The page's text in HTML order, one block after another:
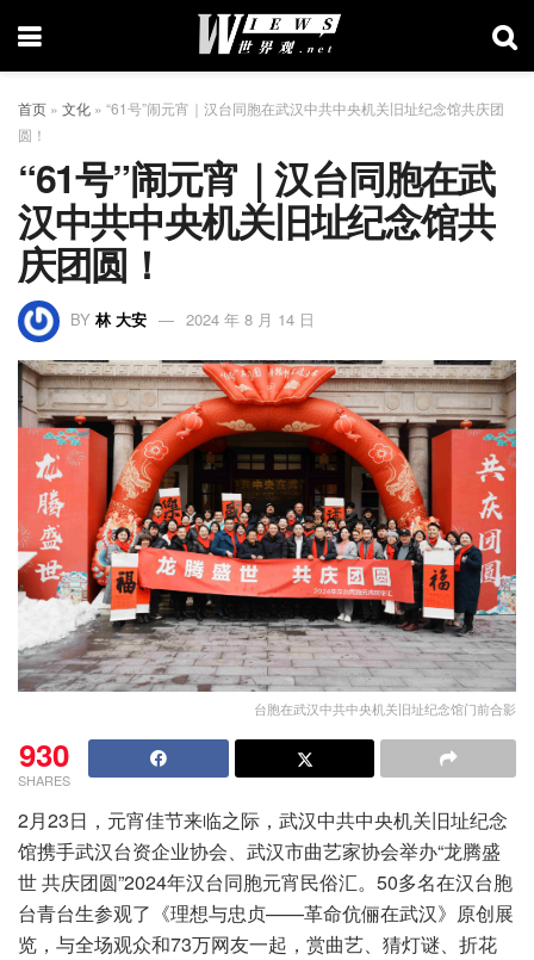
首页 » 文化 » “61号”闹元宵｜汉台同胞在武汉中共中央机关旧址纪念馆共庆团
圆！
“61号”闹元宵｜汉台同胞在武
汉中共中央机关旧址纪念馆共
庆团圆！
BY 林 大安 2024 年 8 月 14 日
台胞在武汉中共中央机关旧址纪念馆门前合影
930
SHARES
2月23日，元宵佳节来临之际，武汉中共中央机关旧址纪念
馆携手武汉台资企业协会、武汉市曲艺家协会举办“龙腾盛
世 共庆团圆”2024年汉台同胞元宵民俗汇。50多名在汉台胞
台青台生参观了《理想与忠贞——革命伉俪在武汉》原创展
览，与全场观众和73万网友一起，赏曲艺、猜灯谜、折花